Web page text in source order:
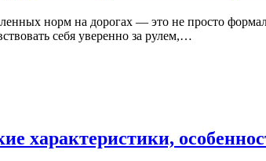
норм на дорогах — это не просто
себя уверенно за рулем,…
характеристики,